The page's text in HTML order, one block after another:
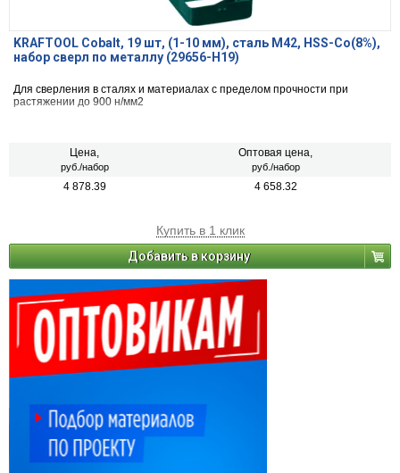
KRAFTOOL Cobalt, 19 шт, (1-10 мм), сталь М42, HSS-Co(8%),
набор сверл по металлу (29656-H19)
Для сверления в сталях и материалах с пределом прочности при
растяжении до 900 н/мм2
Цена,
руб./набор
Оптовая цена,
руб./набор
4 878.39 4 658.32
Купить в 1 клик
Добавить в корзину